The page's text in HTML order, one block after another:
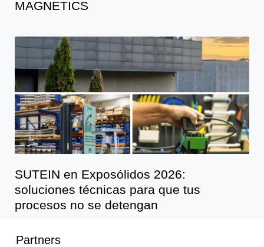
MAGNETICS
SUTEIN en Exposólidos 2026:
soluciones técnicas para que tus
procesos no se detengan
Partners